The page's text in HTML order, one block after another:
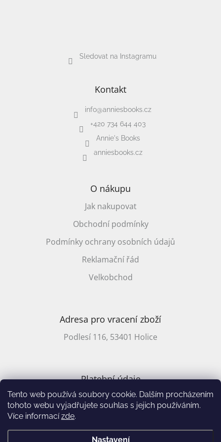
Tento web používá soubory cookie. Dalším procházením
tohoto webu vyjadřujete souhlas s jejich používáním.
Více informacízde.
Nastavení
Sledovat na Instagramu
Kontakt
info@anniesbooks.cz
+420 734 644 403
Annie's Books
anniesbooks.cz
O nákupu
Jak nakupovat
Obchodní podmínky
Podmínky ochrany osobních údajů
Reklamační řád
Velkobchod
Adresa pro vracení zboží
Podlesí 116, 53401 Holice
Platební údaje
CZ účet: 2701857647/2010
Vytvořil Shoptet